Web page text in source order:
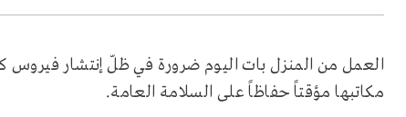
العمل من المنزل بات اليوم ضرورة في ظلّ إنتشار فيروس
مكاتبها مؤقتاً حفاظاً على السلامة العامة.